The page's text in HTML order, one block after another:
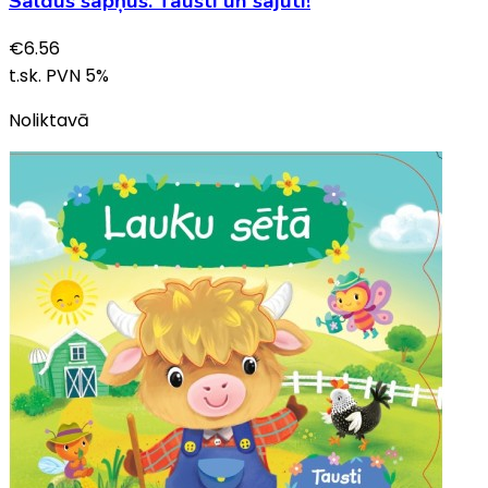
€6.56
t.sk. PVN 5%
Noliktavā